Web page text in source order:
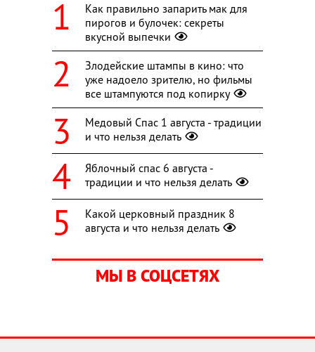
Как правильно запарить мак для
пирогов и булочек: секреты
вкусной выпечки
Злодейские штампы в кино: что
уже надоело зрителю, но фильмы
все штампуются под копирку
Медовый Спас 1 августа - традиции
и что нельзя делать
Яблочный спас 6 августа -
традиции и что нельзя делать
Какой церковный праздник 8
августа и что нельзя делать
МЫ В СОЦСЕТЯХ